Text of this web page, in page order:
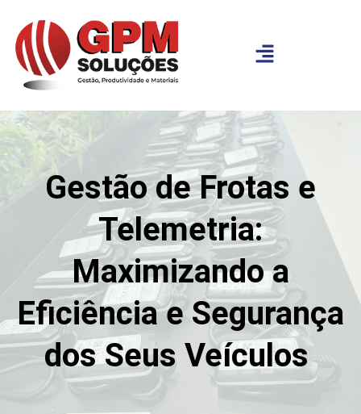
Gestão de Frotas e
Telemetria:
Maximizando a
Eficiência e Segurança
dos Seus Veículos